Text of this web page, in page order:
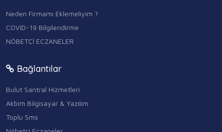
Neden Firmamı Eklemeliyim ?
COVID-19 Bilgilendirme
NÖBETÇİ ECZANELER
Bağlantılar
Bulut Santral Hizmetleri
Akbim Bilgisayar & Yazılım
Toplu Sms